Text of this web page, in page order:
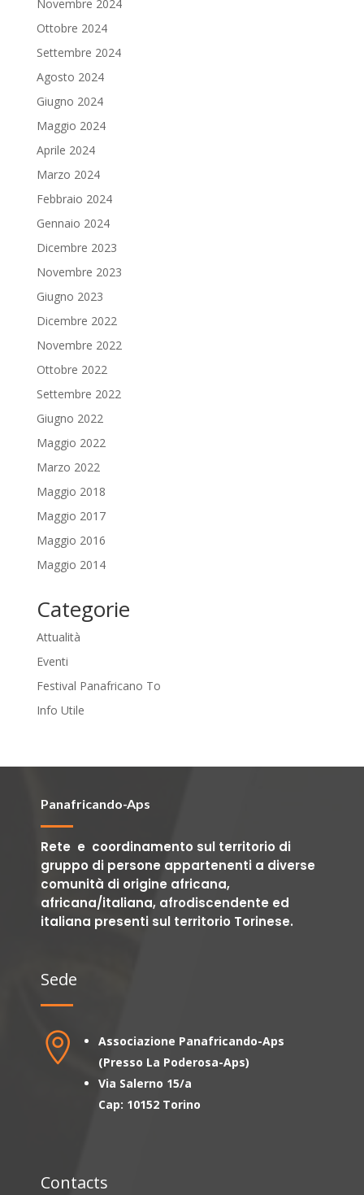
Novembre 2024
Ottobre 2024
Settembre 2024
Agosto 2024
Giugno 2024
Maggio 2024
Aprile 2024
Marzo 2024
Febbraio 2024
Gennaio 2024
Dicembre 2023
Novembre 2023
Giugno 2023
Dicembre 2022
Novembre 2022
Ottobre 2022
Settembre 2022
Giugno 2022
Maggio 2022
Marzo 2022
Maggio 2018
Maggio 2017
Maggio 2016
Maggio 2014
Categorie
Attualità
Eventi
Festival Panafricano To
Info Utile
Panafricando-Aps
Rete e coordinamento sul territorio di
gruppo di persone appartenenti a diverse
comunità di origine africana,
africana/italiana, afrodiscendente ed
italiana presenti sul territorio Torinese.
Sede

Associazione Panafricando-Aps
(Presso La Poderosa-Aps)
Via Salerno 15/a
Cap: 10152 Torino
Contacts